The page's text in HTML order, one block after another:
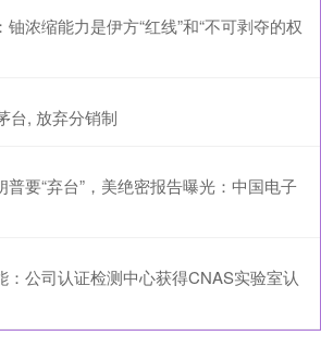
浓缩能力是伊方“红线”和“不可剥夺的权
台, 放弃分销制
普要“弃台”，美绝密报告曝光：中国电子
：公司认证检测中心获得CNAS实验室认